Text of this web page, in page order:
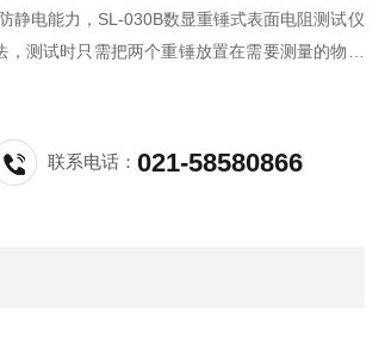
静电能力，SL-030B数显重锤式表面电阻测试仪
测试时只需把两个重锤放置在需要测量的物体
联系电话：021-58580866